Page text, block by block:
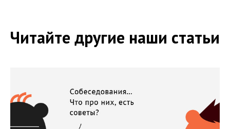
Читайте другие наши статьи